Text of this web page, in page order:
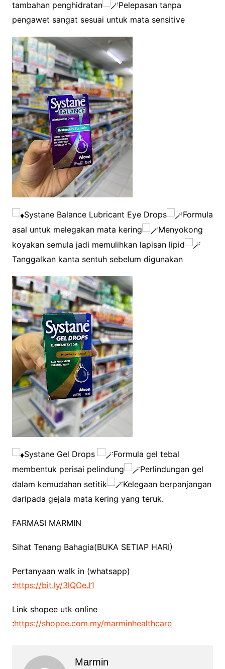
tambahan penghidratan
Pelepasan tanpa
pengawet sangat sesuai untuk mata sensitive
Systane Balance Lubricant Eye Drops
Formula
asal untuk melegakan mata kering
Menyokong
koyakan semula jadi memulihkan lapisan lipid
Tanggalkan kanta sentuh sebelum digunakan
Systane Gel Drops
Formula gel tebal
membentuk perisai pelindung
Perlindungan gel
dalam kemudahan setitik
Kelegaan berpanjangan
daripada gejala mata kering yang teruk.
FARMASI MARMIN
Sihat Tenang Bahagia(BUKA SETIAP HARI)
Pertanyaan walk in (whatsapp)
:https://bit.ly/3lQOeJ1
Link shopee utk online
:https://shopee.com.my/marminhealthcare
Marmin